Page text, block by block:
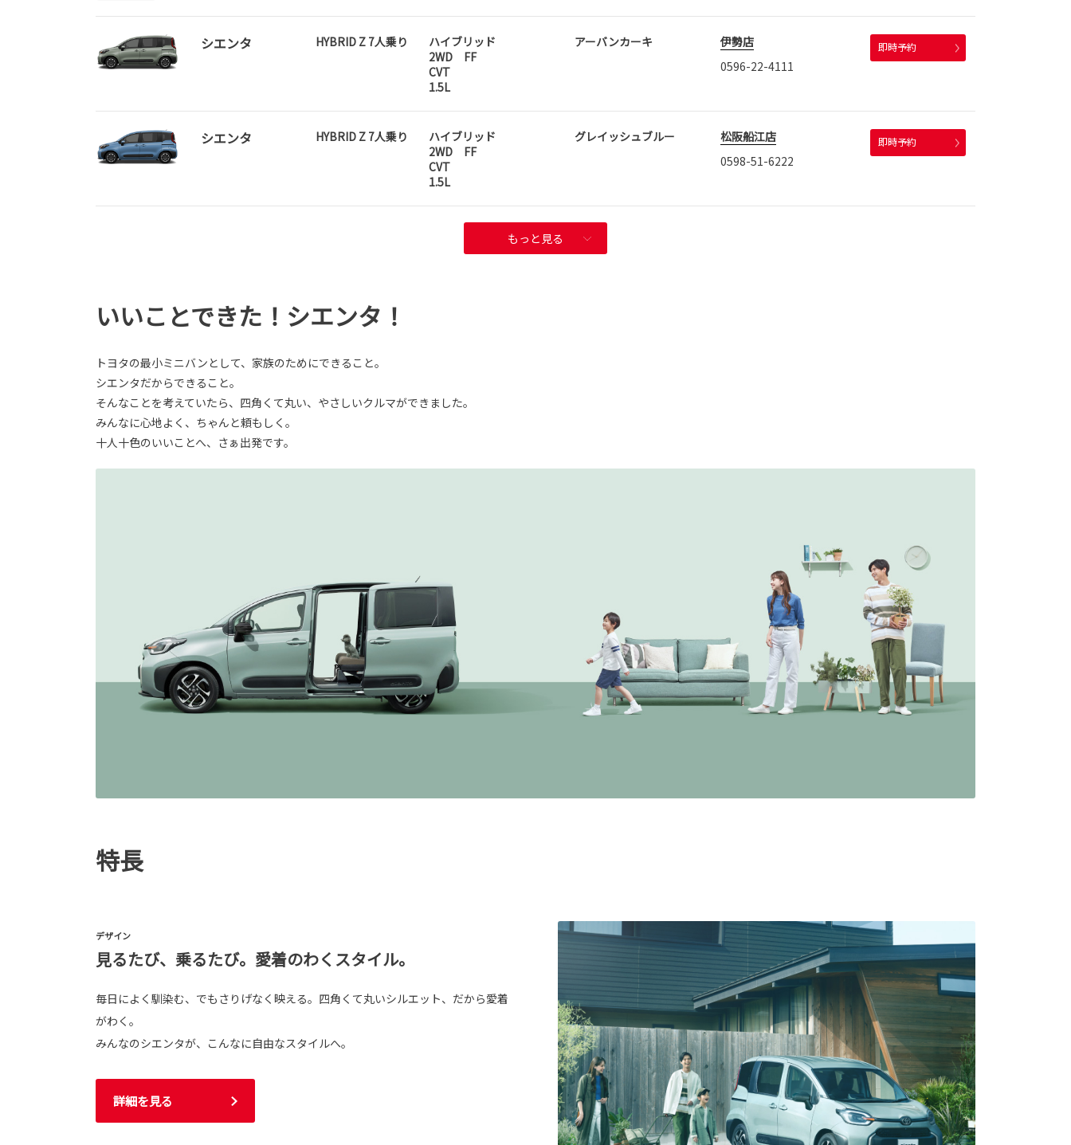
シエンタ HYBRID Z 7人乗り
ハイブリッド
2WD FF
CVT
1.5L
アーバンカーキ
伊勢店
0596-22-4111
即時予約
シエンタ HYBRID Z 7人乗り
ハイブリッド
2WD FF
CVT
1.5L
グレイッシュブルー
松阪船江店
0598-51-6222
即時予約
もっと見る
いいことできた！シエンタ！
トヨタの最小ミニバンとして、家族のためにできること。
シエンタだからできること。
そんなことを考えていたら、四角くて丸い、やさしいクルマができました。
みんなに心地よく、ちゃんと頼もしく。
十人十色のいいことへ、さぁ出発です。
特長
デザイン
見るたび、乗るたび。愛着のわくスタイル。
毎日によく馴染む、でもさりげなく映える。四角くて丸いシルエット、だから愛着
がわく。
みんなのシエンタが、こんなに自由なスタイルへ。
詳細を見る